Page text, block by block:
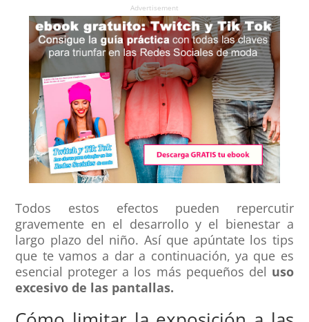
Advertisement
Todos estos efectos pueden repercutir
gravemente en el desarrollo y el bienestar a
largo plazo del niño. Así que apúntate los tips
que te vamos a dar a continuación, ya que es
esencial proteger a los más pequeños del uso
excesivo de las pantallas.